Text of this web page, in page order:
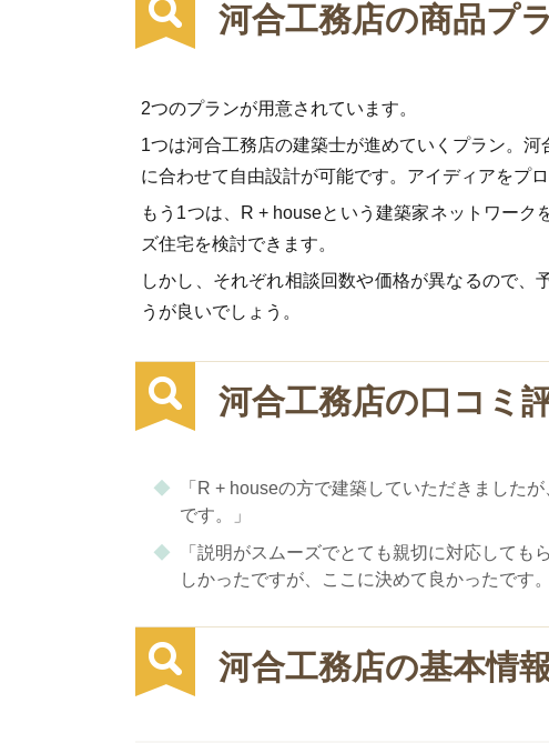
河合工務店の商品プ
2つのプランが用意されています。
1つは河合工務店の建築士が進めていくプラン。
に合わせて自由設計が可能です。アイディアをプ
もう1つは、R + houseという建築家ネットワー
ズ住宅を検討できます。
しかし、それぞれ相談回数や価格が異なるので
うが良いでしょう。
河合工務店の口コミ
「R + houseの方で建築していただきました
です。」
「説明がスムーズでとても親切に対応して
しかったですが、ここに決めて良かったです。
河合工務店の基本情報